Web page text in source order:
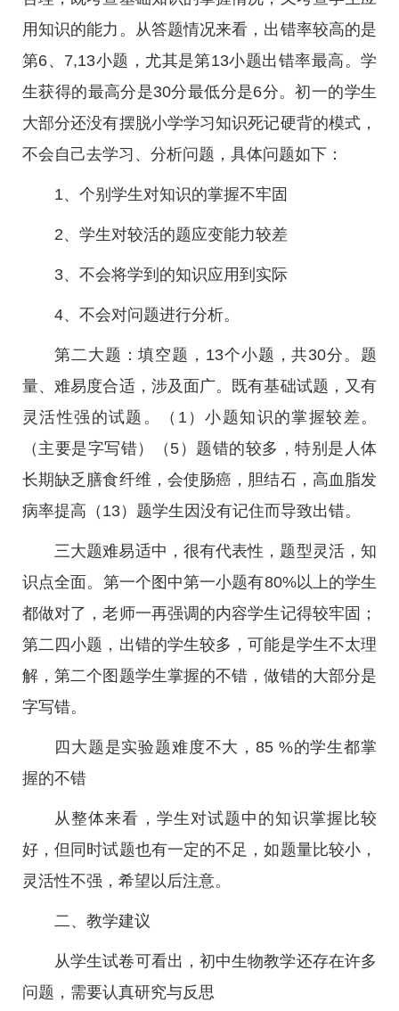
用知识的能力。从答题情况来看，出错率较高的是
第6、7,13小题，尤其是第13小题出错率最高。学
生获得的最高分是30分最低分是6分。初一的学生
大部分还没有摆脱小学学习知识死记硬背的模式，
不会自己去学习、分析问题，具体问题如下：
1、个别学生对知识的掌握不牢固
2、学生对较活的题应变能力较差
3、不会将学到的知识应用到实际
4、不会对问题进行分析。
第二大题：填空题，13个小题，共30分。题
量、难易度合适，涉及面广。既有基础试题，又有
灵活性强的试题。（1）小题知识的掌握较差。
（主要是字写错）（5）题错的较多，特别是人体
长期缺乏膳食纤维，会使肠癌，胆结石，高血脂发
病率提高（13）题学生因没有记住而导致出错。
三大题难易适中，很有代表性，题型灵活，知
识点全面。第一个图中第一小题有80%以上的学生
都做对了，老师一再强调的内容学生记得较牢固；
第二四小题，出错的学生较多，可能是学生不太理
解，第二个图题学生掌握的不错，做错的大部分是
字写错。
四大题是实验题难度不大，85 %的学生都掌
握的不错
从整体来看，学生对试题中的知识掌握比较
好，但同时试题也有一定的不足，如题量比较小，
灵活性不强，希望以后注意。
二、教学建议
从学生试卷可看出，初中生物教学还存在许多
问题，需要认真研究与反思